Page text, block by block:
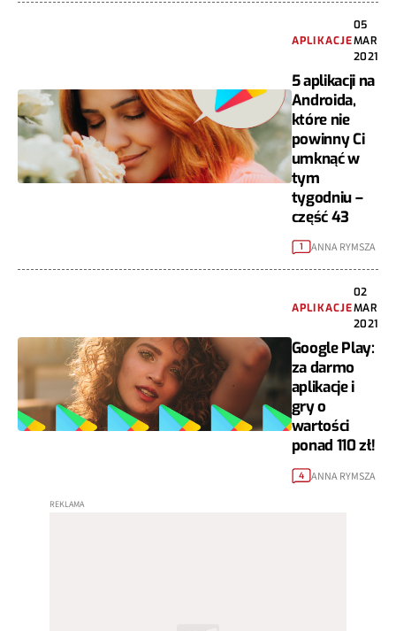
APLIKACJE
05
MAR
2021
5 aplikacji na
Androida,
które nie
powinny Ci
umknąć w
tym
tygodniu –
część 43
1 ANNA RYMSZA
APLIKACJE
02
MAR
2021
Google Play:
za darmo
aplikacje i
gry o
wartości
ponad 110 zł!
4 ANNA RYMSZA